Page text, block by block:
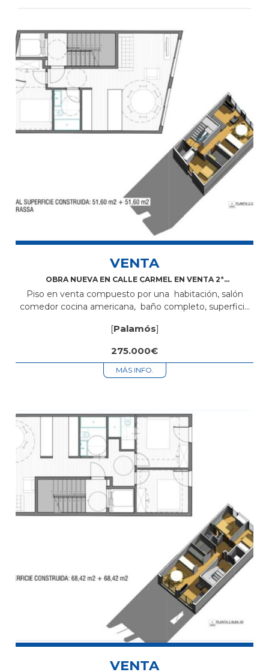
VENTA
OBRA NUEVA EN CALLE CARMEL EN VENTA 2ª
Piso en venta compuesto por una habitación, salón
comedor cocina americana, baño completo, superficie
situado en zona centro cerca...
[Palamós]
275.000€
MÁS INFO.
VENTA